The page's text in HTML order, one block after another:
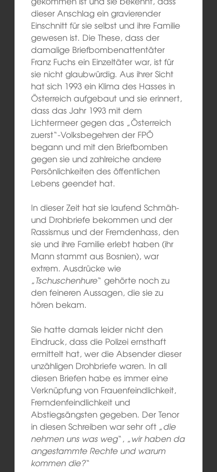
dieser Anschlag ein gravierender
Einschnitt für sie selbst und ihre Familie
gewesen ist. Die These, dass der
damalige Briefbombenattentäter
Franz Fuchs ein Einzeltäter war, ist für
sie nicht glaubwürdig. Aus ihrer Sicht
hat sich 1993 ein Klima des Hasses in
Österreich aufgebaut und sie erinnert,
dass das Jahr 1993 mit dem
Lichtermeer gegen das „Österreich
zuerst“-Volksbegehren der FPÖ
begann und mit den Briefbomben
gegen sie und zahlreiche andere
Persönlichkeiten des öffentlichen
Lebens geendet hat.
In dieser Zeit hat sie laufend Schmäh-
und Drohbriefe bekommen und der
Rassismus und der Fremdenhass, den
sie und ihre Familie erlebt haben (ihr
Mann stammt aus Bosnien), war
extrem. Ausdrücke wie
„Tschuschenhure“ gehörte noch zu
den feineren Aussagen, die sie zu
hören bekam.
Sie hatte damals leider nicht den
Eindruck, dass die Polizei ernsthaft
ermittelt hat, wer die Absender dieser
unzähligen Drohbriefe waren. In all
diesen Briefen habe es immer eine
Verknüpfung von Frauenfeindlichkeit,
Fremdenfeindlichkeit und
Abstiegsängsten gegeben. Der Tenor
in diesen Schreiben war sehr oft „die
nehmen uns was weg“, „wir haben da
angestammte Rechte und warum
kommen die?“